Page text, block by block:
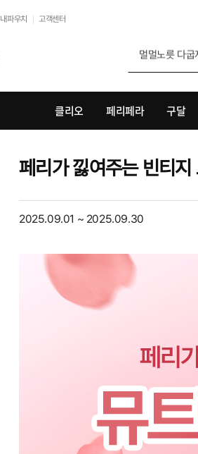
내파우치 고객센터
[더마토리 l 담
클리오 페리페라 구달
페리가 낋여주는 빈티
2025.09.01 ~ 2025.09.30